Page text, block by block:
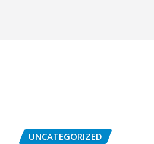
UNCATEGORIZED